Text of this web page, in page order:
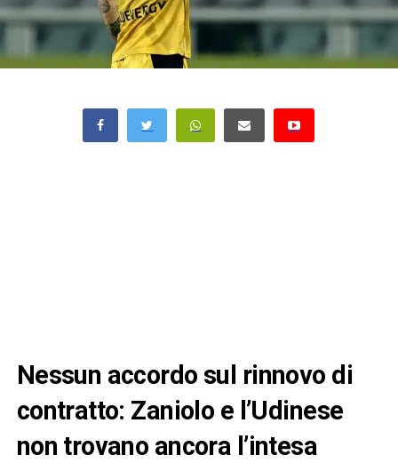
Nessun accordo sul rinnovo di
contratto: Zaniolo e l’Udinese
non trovano ancora l’intesa